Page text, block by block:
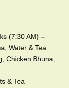
(7:30 AM) –
Water & Tea
Chicken Bhuna,
& Tea